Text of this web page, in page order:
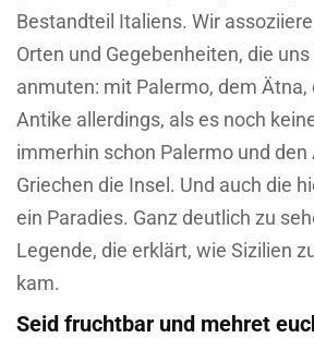
Bestandteil Italiens. Wir
Orten und Gegebenheiten, die
anmuten: mit Palermo, dem Ätna,
Antike allerdings, als es noch
immerhin schon Palermo und
Griechen die Insel. Und auch die
ein Paradies. Ganz deutlich zu
Legende, die erklärt, wie Sizilien
kam.
Seid fruchtbar und mehret